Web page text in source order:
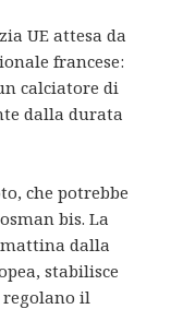
UE attesa da
francese:
calciatore di
dalla durata
che potrebbe
bis. La
dalla
stabilisce
il